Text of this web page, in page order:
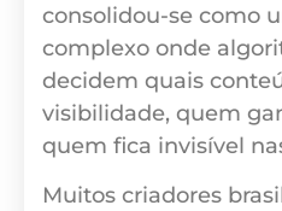
consolidou-se como
complexo onde
decidem quais
visibilidade, quem
quem fica invisível
Muitos criadores